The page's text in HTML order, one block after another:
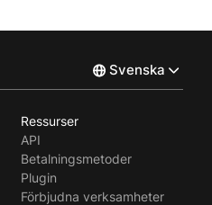
Svenska
English
Ressurser
API
Betalningsmetoder
Plugin
Förbjudna verksamheter